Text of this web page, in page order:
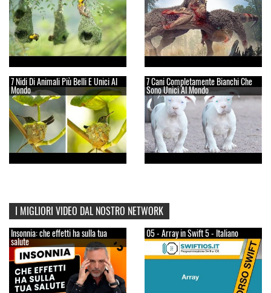
7 Nidi Di Animali Più Belli E Unici Al
Mondo
7 Cani Completamente Bianchi Che
Sono Unici Al Mondo
I MIGLIORI VIDEO DAL NOSTRO NETWORK
Insonnia: che effetti ha sulla tua
salute
05 - Array in Swift 5 - Italiano